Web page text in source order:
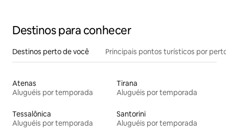
Destinos para conhecer
Destinos perto de você Principais pontos turísticos por perto
Atenas
Aluguéis por temporada
Tirana
Aluguéis por temporada
Tessalônica
Aluguéis por temporada
Santorini
Aluguéis por temporada